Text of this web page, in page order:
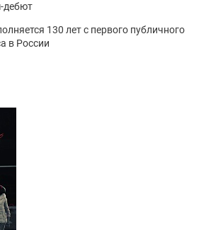
дебют
130 лет с первого публичного
в России